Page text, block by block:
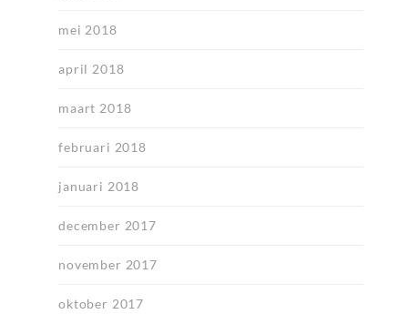
mei 2018
april 2018
maart 2018
februari 2018
januari 2018
december 2017
november 2017
oktober 2017